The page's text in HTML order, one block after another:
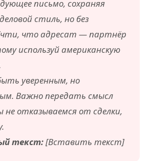
письмо, сохраняя
стиль, но без
что адресат — партнёр
используй американскую
уверенным, но
Важно передать смысл
отказываемся от сделки,
текст:[Вставить текст]